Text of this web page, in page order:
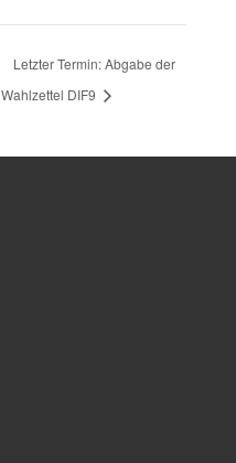
Letzter Termin: Abgabe der
Wahlzettel DIF9